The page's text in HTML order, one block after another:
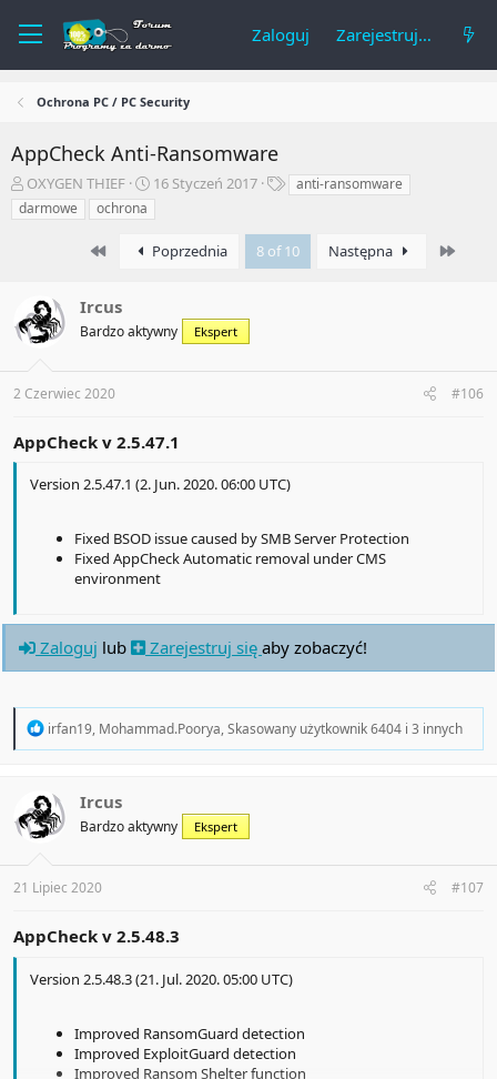
Zaloguj Zarejestruj się
Ochrona PC / PC Security
AppCheck Anti-Ransomware
A
u
t
m
a
OXYGEN THIEF
R
o
z
p
o
t
16 Styczeń 2017
T
i
anti-ransomware
darmowe
ochrona
First Poprzednia 8 of 10 Następna
Ircus
Bardzo aktywny Ekspert
2 Czerwiec 2020 #106
AppCheck v 2.5.47.1
Version 2.5.47.1 (2. Jun. 2020. 06:00 UTC)
Fixed BSOD issue caused by SMB Server Protection
Fixed AppCheck Automatic removal under CMS
environment
Zaloguj lub Zarejestruj się aby zobaczyć!
R
t
i
o
s
:
irfan19, Mohammad.Poorya,Skasowany użytkownik 6404 i 3 innych
Ircus
Bardzo aktywny Ekspert
21 Lipiec 2020 #107
AppCheck v 2.5.48.3
Version 2.5.48.3 (21. Jul. 2020. 05:00 UTC)
Improved RansomGuard detection
Improved ExploitGuard detection
Improved Ransom Shelter function